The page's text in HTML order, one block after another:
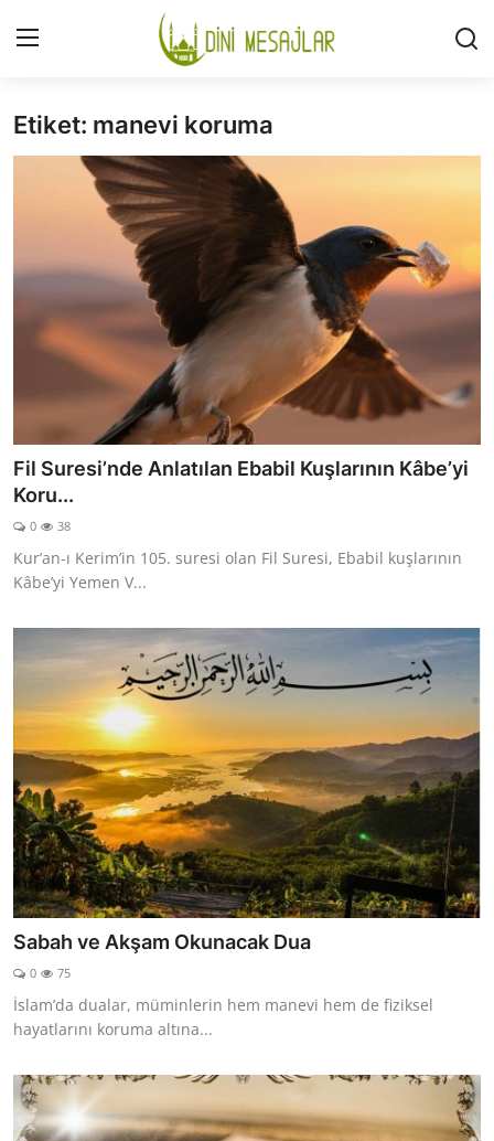
Giriş Kayıt Ol
HAKKIMIZDA
DESTEKLİYORUM
SURELER
NAMAZ
KİMDİR?
KISSADAN HİSSE
DİNİ BİLGİLER
Etiket: manevi koruma
Fil Suresi’nde Anlatılan Ebabil Kuşlarının Kâbe’yi
Koru...
0 38
Kur’an-ı Kerim’in 105. suresi olan Fil Suresi, Ebabil kuşlarının
Kâbe’yi Yemen V...
Sabah ve Akşam Okunacak Dua
0 75
İslam’da dualar, müminlerin hem manevi hem de fiziksel
hayatlarını koruma altına...